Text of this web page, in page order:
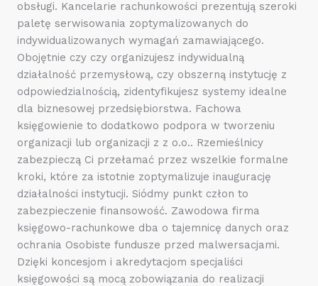
obsługi. Kancelarie rachunkowości prezentują szeroki
paletę serwisowania zoptymalizowanych do
indywidualizowanych wymagań zamawiającego.
Obojętnie czy czy organizujesz indywidualną
działalność przemysłową, czy obszerną instytucję z
odpowiedzialnością, zidentyfikujesz systemy idealne
dla biznesowej przedsiębiorstwa. Fachowa
księgowienie to dodatkowo podpora w tworzeniu
organizacji lub organizacji z z o.o.. Rzemieślnicy
zabezpieczą Ci przełamać przez wszelkie formalne
kroki, które za istotnie zoptymalizuje inaugurację
działalności instytucji. Siódmy punkt człon to
zabezpieczenie finansowość. Zawodowa firma
księgowo-rachunkowe dba o tajemnicę danych oraz
ochrania Osobiste fundusze przed malwersacjami.
Dzięki koncesjom i akredytacjom specjaliści
księgowości są mocą zobowiązania do realizacji